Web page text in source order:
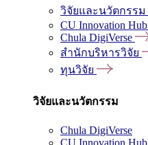
วิจัยและนวัตกรรม
CU Innovation Hub
Chula DigiVerse
สำนักบริหารวิจัย
ทุนวิจัย
วิจัยและนวัตกรรม
Chula DigiVerse
CU Innovation Hub